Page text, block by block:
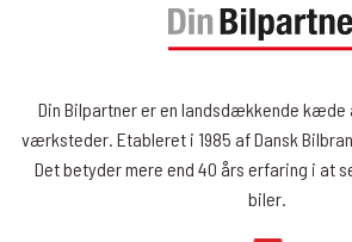
Din Bilpartner er en landsdækkende kæde
værksteder. Etableret i 1985 af Dansk
Det betyder mere end 40 års erfaring i at
biler.